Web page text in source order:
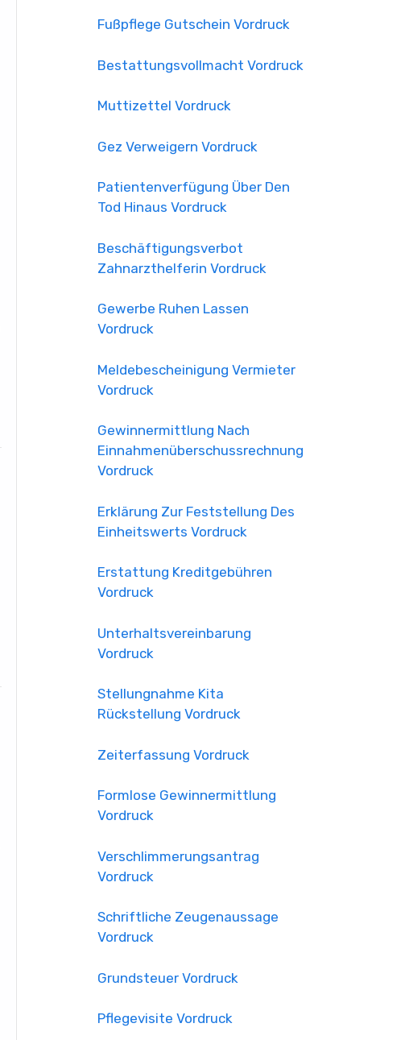
Fußpflege Gutschein Vordruck
Bestattungsvollmacht Vordruck
Muttizettel Vordruck
Gez Verweigern Vordruck
Patientenverfügung Über Den
Tod Hinaus Vordruck
Beschäftigungsverbot
Zahnarzthelferin Vordruck
Gewerbe Ruhen Lassen
Vordruck
Meldebescheinigung Vermieter
Vordruck
Gewinnermittlung Nach
Einnahmenüberschussrechnung
Vordruck
Erklärung Zur Feststellung Des
Einheitswerts Vordruck
Erstattung Kreditgebühren
Vordruck
Unterhaltsvereinbarung
Vordruck
Stellungnahme Kita
Rückstellung Vordruck
Zeiterfassung Vordruck
Formlose Gewinnermittlung
Vordruck
Verschlimmerungsantrag
Vordruck
Schriftliche Zeugenaussage
Vordruck
Grundsteuer Vordruck
Pflegevisite Vordruck